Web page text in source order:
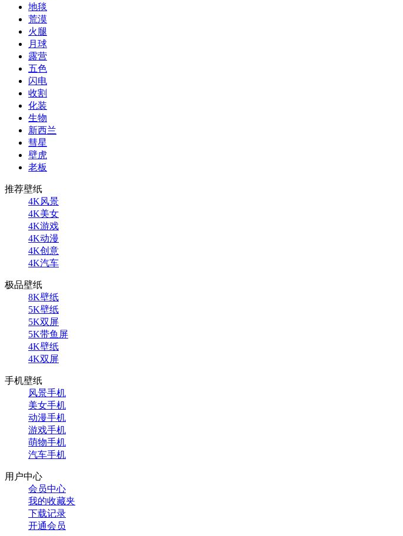
地毯
荒漠
火腿
月球
露营
五色
闪电
收割
化装
生物
新西兰
彗星
壁虎
老板
推荐壁纸
4K风景
4K美女
4K游戏
4K动漫
4K创意
4K汽车
极品壁纸
8K壁纸
5K壁纸
5K双屏
5K带鱼屏
4K壁纸
4K双屏
手机壁纸
风景手机
美女手机
动漫手机
游戏手机
萌物手机
汽车手机
用户中心
会员中心
我的收藏夹
下载记录
开通会员